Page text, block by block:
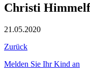
Christi
21.05.2020
Zurück
Melden Sie Ihr Kind an